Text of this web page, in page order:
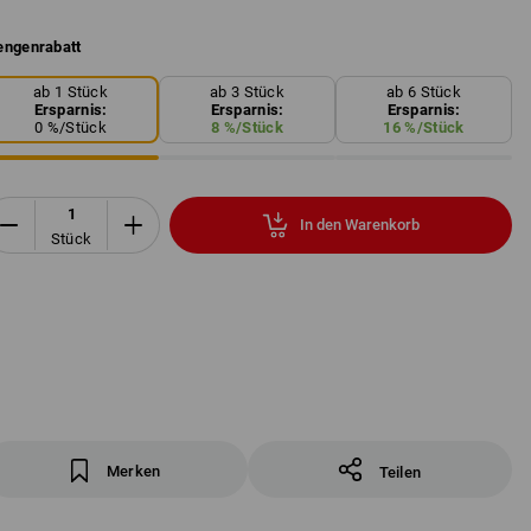
ab 1 Stück
Ersparnis:
0 %/Stück
ab 3 Stück
Ersparnis:
8 %/Stück
ab 6 Stück
Ersparnis:
16 %/Stück
Stück
In den Warenkorb
Merken Teilen